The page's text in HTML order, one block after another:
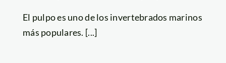
El pulpo es uno de los invertebrados marinos
más populares. [...]